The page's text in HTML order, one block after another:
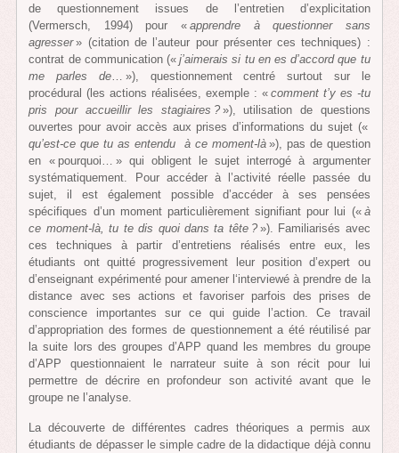
de questionnement issues de l’entretien d’explicitation
(Vermersch, 1994) pour « apprendre à questionner sans
agresser» (citation de l’auteur pour présenter ces techniques) :
contrat de communication («j’aimerais si tu en es d’accord que tu
me parles de… »), questionnement centré surtout sur le
procédural (les actions réalisées, exemple : « comment t’y es -tu
pris pour accueillir les stagiaires ? »), utilisation de questions
ouvertes pour avoir accès aux prises d’informations du sujet («
qu’est-ce que tu as entendu à ce moment-là »), pas de question
en « pourquoi… » qui obligent le sujet interrogé à argumenter
systématiquement. Pour accéder à l’activité réelle passée du
sujet, il est également possible d’accéder à ses pensées
spécifiques d’un moment particulièrement signifiant pour lui (« à
ce moment-là, tu te dis quoi dans ta tête ?»). Familiarisés avec
ces techniques à partir d’entretiens réalisés entre eux, les
étudiants ont quitté progressivement leur position d’expert ou
d’enseignant expérimenté pour amener l‘interviewé à prendre de la
distance avec ses actions et favoriser parfois des prises de
conscience importantes sur ce qui guide l’action. Ce travail
d’appropriation des formes de questionnement a été réutilisé par
la suite lors des groupes d’APP quand les membres du groupe
d’APP questionnaient le narrateur suite à son récit pour lui
permettre de décrire en profondeur son activité avant que le
groupe ne l’analyse.
La découverte de différentes cadres théoriques a permis aux
étudiants de dépasser le simple cadre de la didactique déjà connu